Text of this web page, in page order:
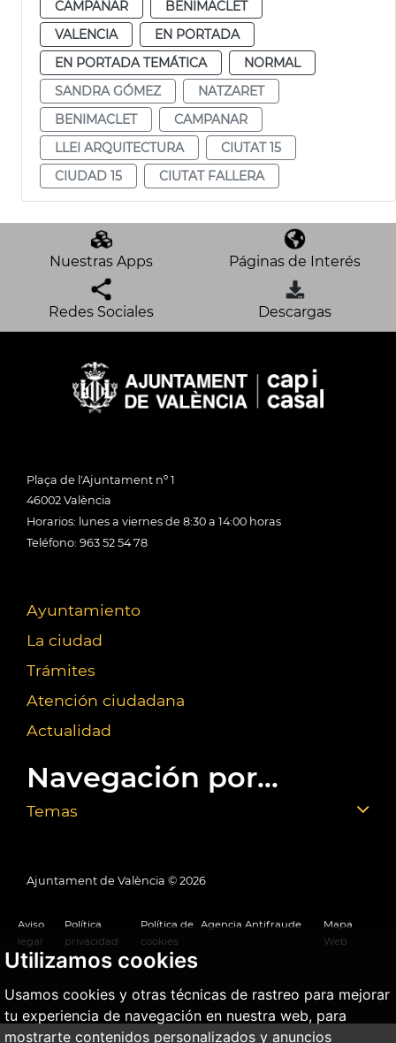
Utilizamos cookies
Usamos cookies y otras técnicas de rastreo para mejorar
tu experiencia de navegación en nuestra web, para
mostrarte contenidos personalizados y anuncios
CAMPANAR
BENIMACLET
VALENCIA
EN PORTADA
EN PORTADA TEMÁTICA
NORMAL
SANDRA GÓMEZ
NATZARET
BENIMACLET
CAMPANAR
LLEI ARQUITECTURA
CIUTAT 15
CIUDAD 15
CIUTAT FALLERA
Nuestras Apps Páginas de Interés
Redes Sociales Descargas
Plaça de l'Ajuntament nº 1
46002 València
Horarios: lunes a viernes de 8:30 a 14:00 horas
Teléfono: 963 52 54 78
Ayuntamiento
La ciudad
Trámites
Atención ciudadana
Actualidad
Navegación por...
Temas
Ajuntament de València © 2026
Aviso
legal
Política
privacidad
Política de
cookies
Agencia Antifraude
Mapa
Web